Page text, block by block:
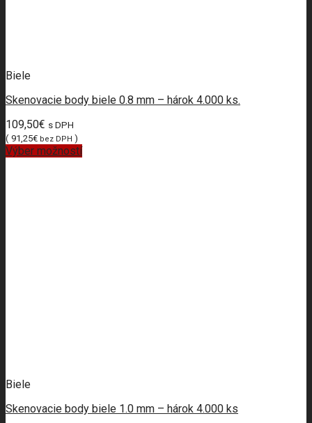
Biele
Skenovacie body biele 0.8 mm – hárok 4.000 ks.
109,50€ s DPH
( 91,25€ bez DPH )
Výber možností
Biele
Skenovacie body biele 1.0 mm – hárok 4.000 ks